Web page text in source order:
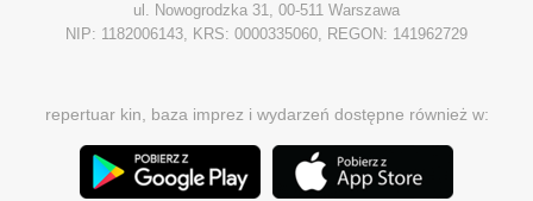
ul. Nowogrodzka 31, 00-511 Warszawa
NIP: 1182006143, KRS: 0000335060, REGON: 141962729
repertuar kin, baza imprez i wydarzeń dostępne również w: